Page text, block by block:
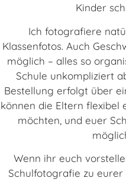
Kinder
Ich fotografiere
Klassenfotos. Auch
möglich – alles so
Schule unkompliziert
Bestellung erfolgt über
können die Eltern flexibel
möchten, und euer
Wenn ihr euch
Schulfotografie zu eurer